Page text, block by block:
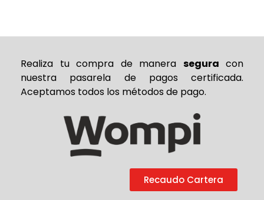
Realiza tu compra de manera segura con
nuestra pasarela de pagos certificada.
Aceptamos todos los métodos de pago.
Recaudo Cartera